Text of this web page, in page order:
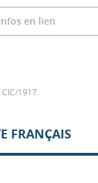
en lien
CIC/1917
FRANÇAIS